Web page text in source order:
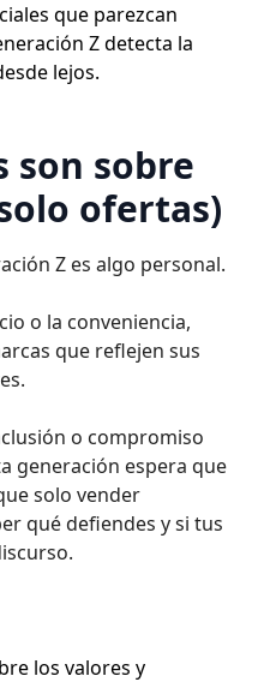
que parezcan
Z detecta la
lejos.
son sobre
ofertas)
Z es algo personal.
o la conveniencia,
que reflejen sus
o compromiso
generación espera que
solo vender
qué defiendes y si tus
los valores y